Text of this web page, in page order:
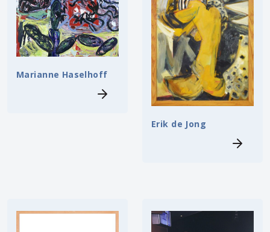
Marianne Haselhoff
Erik de Jong